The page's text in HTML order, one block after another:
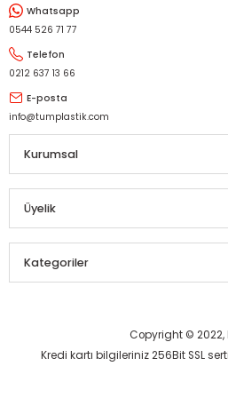
Whatsapp
0544 526 71 77
Telefon
0212 637 13 66
E-posta
info@tumplastik.com
Kurumsal
Üyelik
Kategoriler
Copyright © 2022,
Kredi kartı bilgileriniz 256Bit SSL